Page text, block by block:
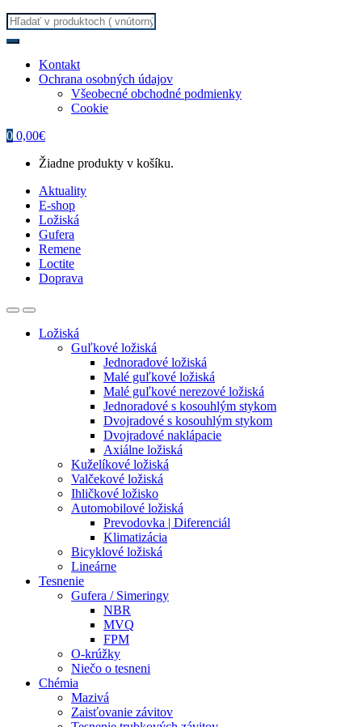
Search
for:
Kontakt
Ochrana osobných údajov
Všeobecné obchodné podmienky
Cookie
0 0,00€
Žiadne produkty v košíku.
Aktuality
E-shop
Ložiská
Gufera
Remene
Loctite
Doprava
Ložiská
Guľkové ložiská
Jednoradové ložiská
Malé guľkové ložiská
Malé guľkové nerezové ložiská
Jednoradové s kosouhlým stykom
Dvojradové s kosouhlým stykom
Dvojradové naklápacie
Axiálne ložiská
Kuželíkové ložiská
Valčekové ložiská
Ihličkové ložisko
Automobilové ložiská
Prevodovka | Diferenciál
Klimatizácia
Bicyklové ložiská
Lineárne
Tesnenie
Gufera / Simeringy
NBR
MVQ
FPM
O-krúžky
Niečo o tesneni
Chémia
Mazivá
Zaisťovanie závitov